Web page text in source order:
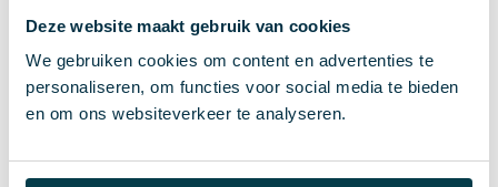
Deze website maakt gebruik van cookies
We gebruiken cookies om content en advertenties te
personaliseren, om functies voor social media te bieden
en om ons websiteverkeer te analyseren.
Barbecue Set Raiken
Vanaf
Blanco
Bedrukt
SHAKES - BBQ
€ 7,48 vanaf excl. btw (blanco)